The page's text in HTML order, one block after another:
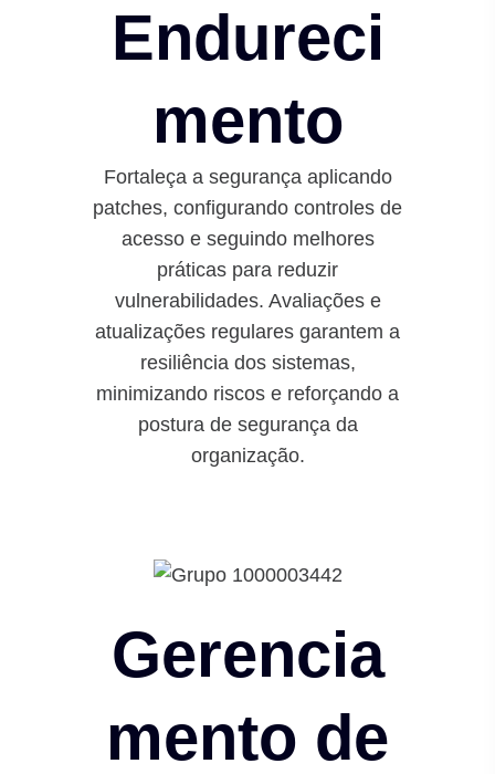
Endureci
mento
Fortaleça a segurança aplicando
patches, configurando controles de
acesso e seguindo melhores
práticas para reduzir
vulnerabilidades. Avaliações e
atualizações regulares garantem a
resiliência dos sistemas,
minimizando riscos e reforçando a
postura de segurança da
organização.
Gerencia
mento de